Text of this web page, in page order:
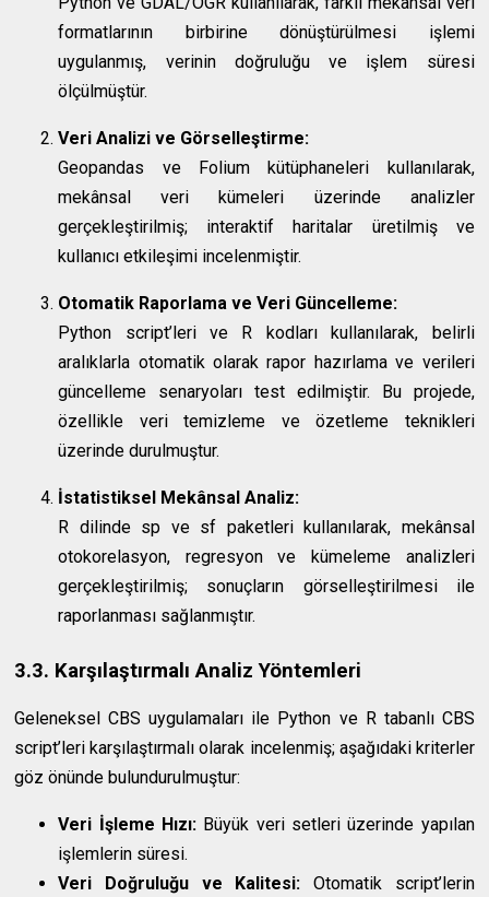
formatlarının birbirine dönüştürülmesi işlemi
uygulanmış, verinin doğruluğu ve işlem süresi
ölçülmüştür.
Veri Analizi ve Görselleştirme:
Geopandas ve Folium kütüphaneleri kullanılarak,
mekânsal veri kümeleri üzerinde analizler
gerçekleştirilmiş; interaktif haritalar üretilmiş ve
kullanıcı etkileşimi incelenmiştir.
Otomatik Raporlama ve Veri Güncelleme:
Python script’leri ve R kodları kullanılarak, belirli
aralıklarla otomatik olarak rapor hazırlama ve verileri
güncelleme senaryoları test edilmiştir. Bu projede,
özellikle veri temizleme ve özetleme teknikleri
üzerinde durulmuştur.
İstatistiksel Mekânsal Analiz:
R dilinde sp ve sf paketleri kullanılarak, mekânsal
otokorelasyon, regresyon ve kümeleme analizleri
gerçekleştirilmiş; sonuçların görselleştirilmesi ile
raporlanması sağlanmıştır.
3.3. Karşılaştırmalı Analiz Yöntemleri
Geleneksel CBS uygulamaları ile Python ve R tabanlı CBS
script’leri karşılaştırmalı olarak incelenmiş; aşağıdaki kriterler
göz önünde bulundurulmuştur:
Veri İşleme Hızı: Büyük veri setleri üzerinde yapılan
işlemlerin süresi.
Veri Doğruluğu ve Kalitesi: Otomatik script’lerin